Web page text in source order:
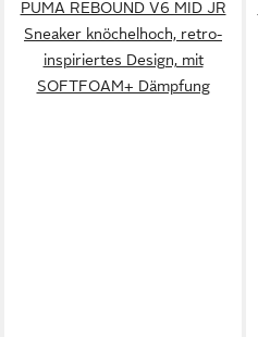
PUMA REBOUND V6 MID JR
Sneaker knöchelhoch, retro-
inspiriertes Design, mit
SOFTFOAM+ Dämpfung